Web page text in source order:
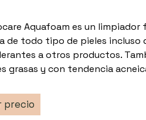
Aquafoam es un
de todo tipo de pieles incluso
a otros productos.
grasas y con tendencia
precio